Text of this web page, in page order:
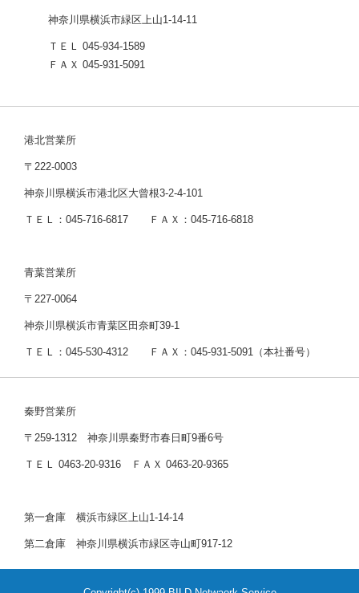
神奈川県横浜市緑区上山1-14-11
ＴＥＬ 045-934-1589
ＦＡＸ 045-931-5091
港北営業所
〒222-0003
神奈川県横浜市港北区大曾根3-2-4-101
ＴＥＬ：045-716-6817 ＦＡＸ：045-716-6818
青葉営業所
〒227-0064
神奈川県横浜市青葉区田奈町39-1
ＴＥＬ：045-530-4312 ＦＡＸ：045-931-5091（本社番号）
秦野営業所
〒259-1312 神奈川県秦野市春日町9番6号
ＴＥＬ 0463-20-9316 ＦＡＸ 0463-20-9365
第一倉庫 横浜市緑区上山1-14-14
第二倉庫 神奈川県横浜市緑区寺山町917-12